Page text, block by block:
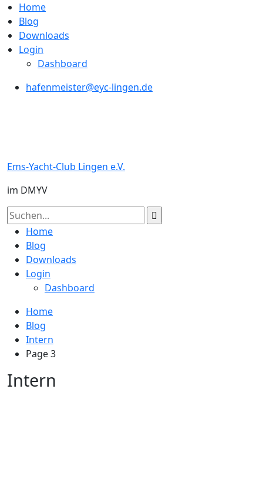
Skip
to
content
Home
Blog
Downloads
Login
Dashboard
hafenmeister@eyc-lingen.de
Ems-Yacht-Club Lingen e.V.
im DMYV
Search
for: Home
Blog
Downloads
Login
Dashboard
Home
Blog
Intern
Page 3
Intern